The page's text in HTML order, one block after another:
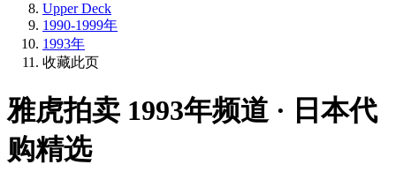
Upper Deck
1990-1999年
1993年
收藏此页
雅虎拍卖 1993年频道 · 日本代
购精选